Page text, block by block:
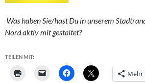
Was haben Sie/hast Du in unserem
Nord aktiv mit gestaltet?
TEILEN MIT:
Mehr